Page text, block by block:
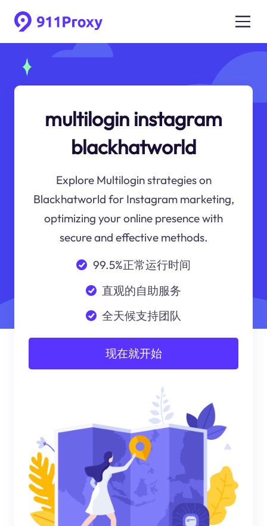
multilogin instagram
blackhatworld
Explore Multilogin strategies on
Blackhatworld for Instagram marketing,
optimizing your online presence with
secure and effective methods.
99.5%正常运行时间
直观的自助服务
全天候支持团队
现在就开始